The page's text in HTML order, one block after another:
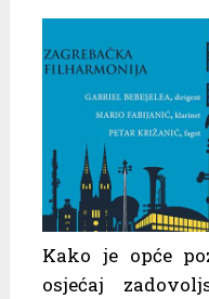
Kako je opće
osjećaj